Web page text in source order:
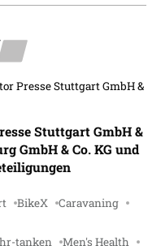
Presse Stuttgart GmbH &
Stuttgart GmbH &
GmbH & Co. KG und
BikeX Caravaning
tanken Men's Health